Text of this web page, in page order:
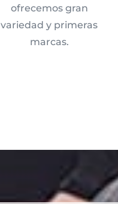
ofrecemos gran
variedad y primeras
marcas.